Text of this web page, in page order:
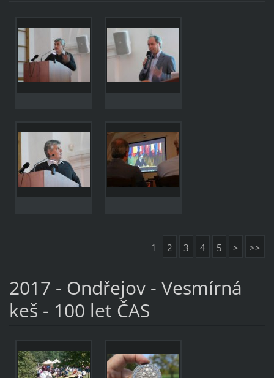
1 2 3 4 5 > >>
2017 - Ondřejov - Vesmírná
keš - 100 let ČAS